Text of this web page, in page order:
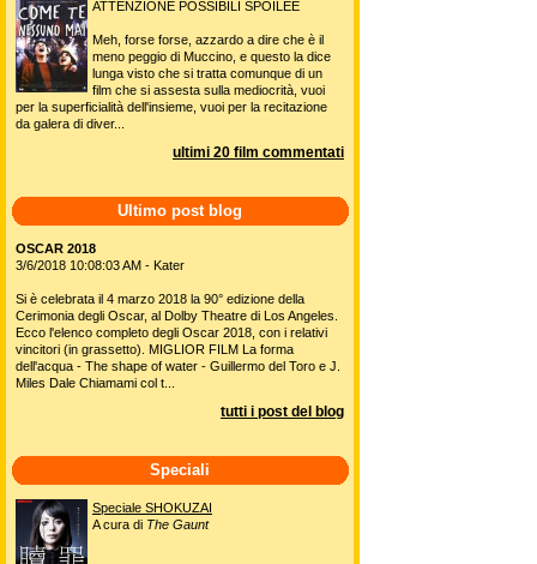
ATTENZIONE POSSIBILI SPOILEE
Meh, forse forse, azzardo a dire che è il
meno peggio di Muccino, e questo la dice
lunga visto che si tratta comunque di un
film che si assesta sulla mediocrità, vuoi
per la superficialità dell'insieme, vuoi per la recitazione
da galera di diver...
ultimi 20 film commentati
Ultimo post blog
OSCAR 2018
3/6/2018 10:08:03 AM - Kater
Si è celebrata il 4 marzo 2018 la 90° edizione della
Cerimonia degli Oscar, al Dolby Theatre di Los Angeles.
Ecco l'elenco completo degli Oscar 2018, con i relativi
vincitori (in grassetto). MIGLIOR FILM La forma
dell'acqua - The shape of water - Guillermo del Toro e J.
Miles Dale Chiamami col t...
tutti i post del blog
Speciali
Speciale SHOKUZAI
A cura di The Gaunt